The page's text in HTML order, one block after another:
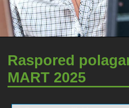
Raspored
MART 2025